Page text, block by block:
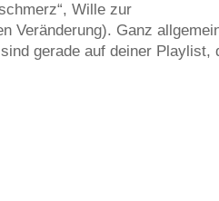
Wille zur
Veränderung). Ganz
gerade auf deiner Playlist,